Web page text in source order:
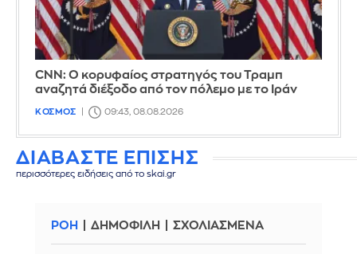
CNN: Ο κορυφαίος στρατηγός του Τραμπ
αναζητά διέξοδο από τον πόλεμο με το Ιράν
ΚΟΣΜΟΣ 09:43, 08.08.2026
ΔΙΑΒΑΣΤΕ ΕΠΙΣΗΣ
περισσότερες ειδήσεις από το skai.gr
ΡΟΗ ΔΗΜΟΦΙΛΗ ΣΧΟΛΙΑΣΜΕΝΑ